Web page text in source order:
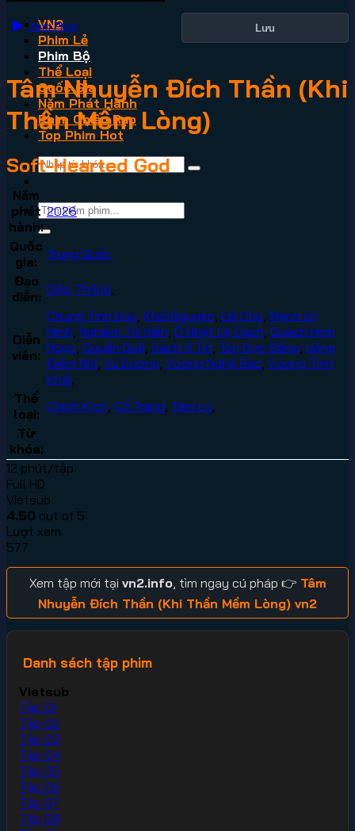
VN2
Phim Lẻ
Phim Bộ
Thể Loại
Quốc Gia
Năm Phát Hành
Phim Chiếu Rạp
Top Phim Hot
Xem Phim Lưu
Tâm Nhuyễn Đích Thần (Khi
Thần Mềm Lòng)
Soft-Hearted God
Năm
phát
hành:
2026
Quốc
gia:
Trung Quốc
Đạo
diễn: Diệp Thống
Diễn
viên:
Chung Tinh Huy Khôi Nguyên Lôi Chú Mạnh Lộ
Minh Nghiêm Tử Hiền Ô Nhật Lệ Cách Quách Hinh
Ngọc Quyền Duệ Sách Á Tín Tôn Dực Đằng Uông
Điềm Nhĩ, Vu Dương Vương Nghệ Bác Vương Tinh
Khải
Thể
loại: Chính Kịch Cổ Trang Tâm Lý
Từ
khóa:
12 phút/tập
Full HD
Vietsub
4.50 out of 5
Lượt xem:
577
Xem tập mới tại vn2.info, tìm ngay cú pháp 👉 Tâm
Nhuyễn Đích Thần (Khi Thần Mềm Lòng) vn2
Danh sách tập phim
Vietsub
Tập 01
Tập 02
Tập 03
Tập 04
Tập 05
Tập 06
Tập 07
Tập 08